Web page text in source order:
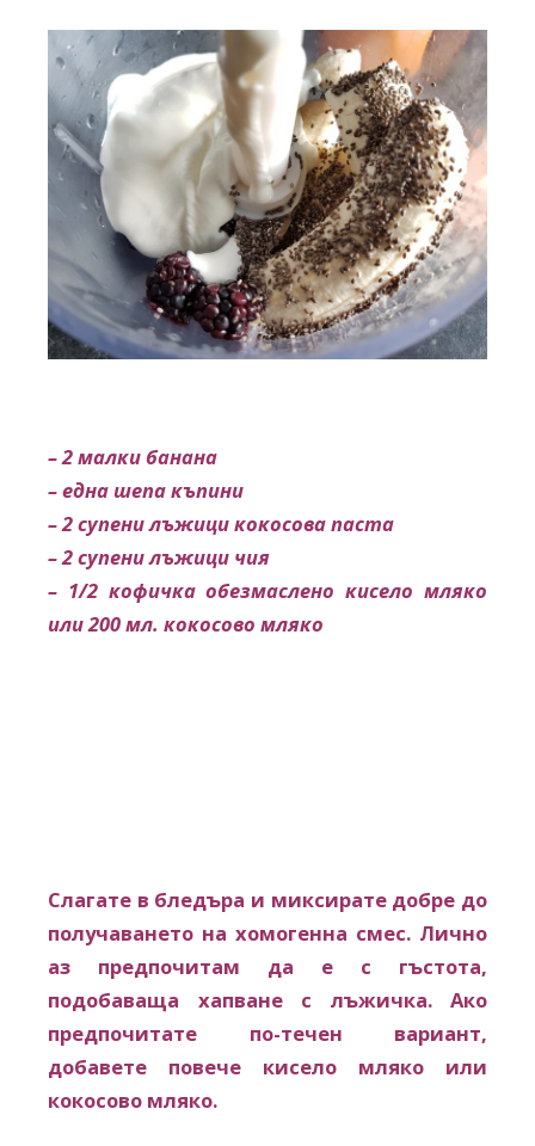
– 2 малки банана
– една шепа къпини
– 2 супени лъжици кокосова паста
– 2 супени лъжици чия
– 1/2 кофичка обезмаслено кисело мляко
или 200 мл. кокосово мляко
Слагате в бледъра и миксирате добре до
получаването на хомогенна смес. Лично
аз предпочитам да е с гъстота,
подобаваща хапване с лъжичка. Ако
предпочитате по-течен вариант,
добавете повече кисело мляко или
кокосово мляко.